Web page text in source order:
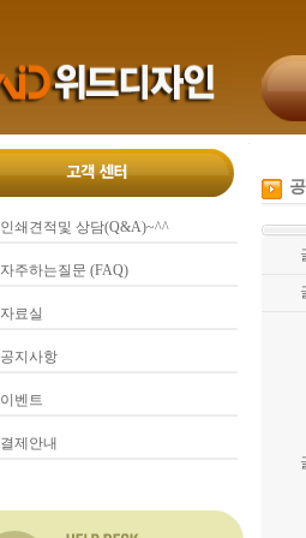
인쇄견적및 상담(Q&A)~^^
자주하는질문 (FAQ)
자료실
공지사항
이벤트
결제안내